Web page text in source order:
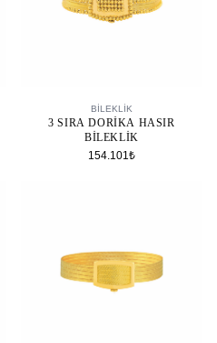
BİLEKLİK
3 SIRA DORIKA HASIR
BILEKLIK
154.101₺